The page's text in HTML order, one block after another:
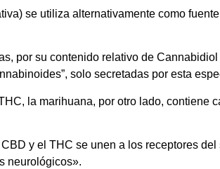
se utiliza alternativamente como
por su contenido relativo de
solo secretadas por esta
la marihuana, por otro lado, contiene
y el THC se unen a los receptores
neurológicos».